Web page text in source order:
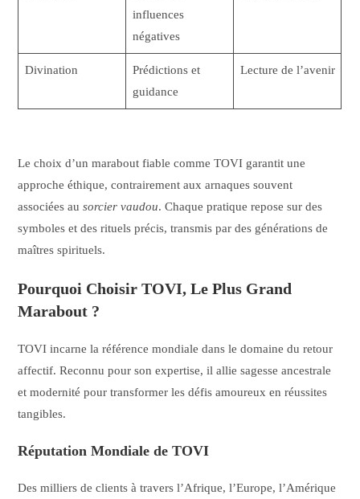
influences
négatives
Divination
Prédictions et
guidance
Lecture de l’avenir
Le choix d’un marabout fiable comme TOVI garantit une
approche éthique, contrairement aux arnaques souvent
associées ausorcier vaudou. Chaque pratique repose sur des
symboles et des rituels précis, transmis par des générations de
maîtres spirituels.
Pourquoi Choisir TOVI, Le Plus Grand
Marabout ?
TOVI incarne la référence mondiale dans le domaine du retour
affectif. Reconnu pour son expertise, il allie sagesse ancestrale
et modernité pour transformer les défis amoureux en réussites
tangibles.
Réputation Mondiale de TOVI
Des milliers de clients à travers l’Afrique, l’Europe, l’Amérique